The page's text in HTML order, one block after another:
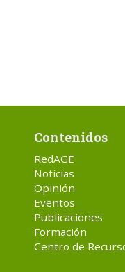
Contenidos
RedAGE
Noticias
Opinión
Eventos
Publicaciones
Formación
Centro de